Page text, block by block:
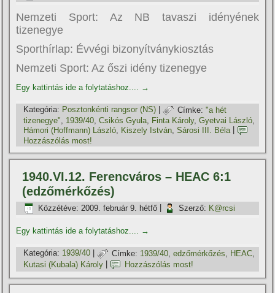
Nemzeti Sport: Az NB tavaszi idényének
tizenegye
Sporthírlap: Évvégi bizonyítványkiosztás
Nemzeti Sport: Az őszi idény tizenegye
Egy kattintás ide a folytatáshoz.... →
Kategória: Posztonkénti rangsor (NS) | Címke: "a hét
tizenegye", 1939/40,Csikós Gyula, Finta Károly,Gyetvai László,
Hámori (Hoffmann) László
Kiszely István ,Sárosi III. Béla
Hozzászólás most!
1940.VI.12. Ferencváros – HEAC 6:1
(edzőmérkőzés)
Közzétéve: 2009. február 9. hétfő Szerző: K@rcsi
Egy kattintás ide a folytatáshoz.... →
Kategória: 1939/40 | Címke: 1939/40 ,edzőmérkőzés HEAC
Kutasi (Kubala) Károly
Hozzászólás most!